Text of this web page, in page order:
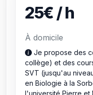
commune aux
l'accompagnement
25€ / h
À domicile
Je propose des
collège) et des
SVT (jusqu'au niveau
en Biologie à la